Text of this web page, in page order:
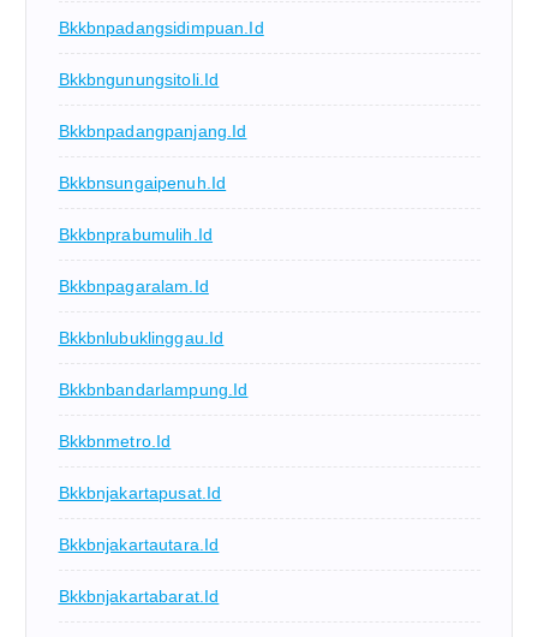
Bkkbnpadangsidimpuan.id
Bkkbngunungsitoli.id
Bkkbnpadangpanjang.id
Bkkbnsungaipenuh.id
Bkkbnprabumulih.id
Bkkbnpagaralam.id
Bkkbnlubuklinggau.id
Bkkbnbandarlampung.id
Bkkbnmetro.id
Bkkbnjakartapusat.id
Bkkbnjakartautara.id
Bkkbnjakartabarat.id